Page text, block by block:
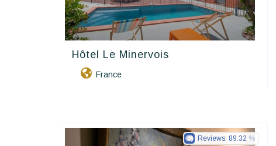
Hôtel Le Minervois
France
Reviews: 89.32